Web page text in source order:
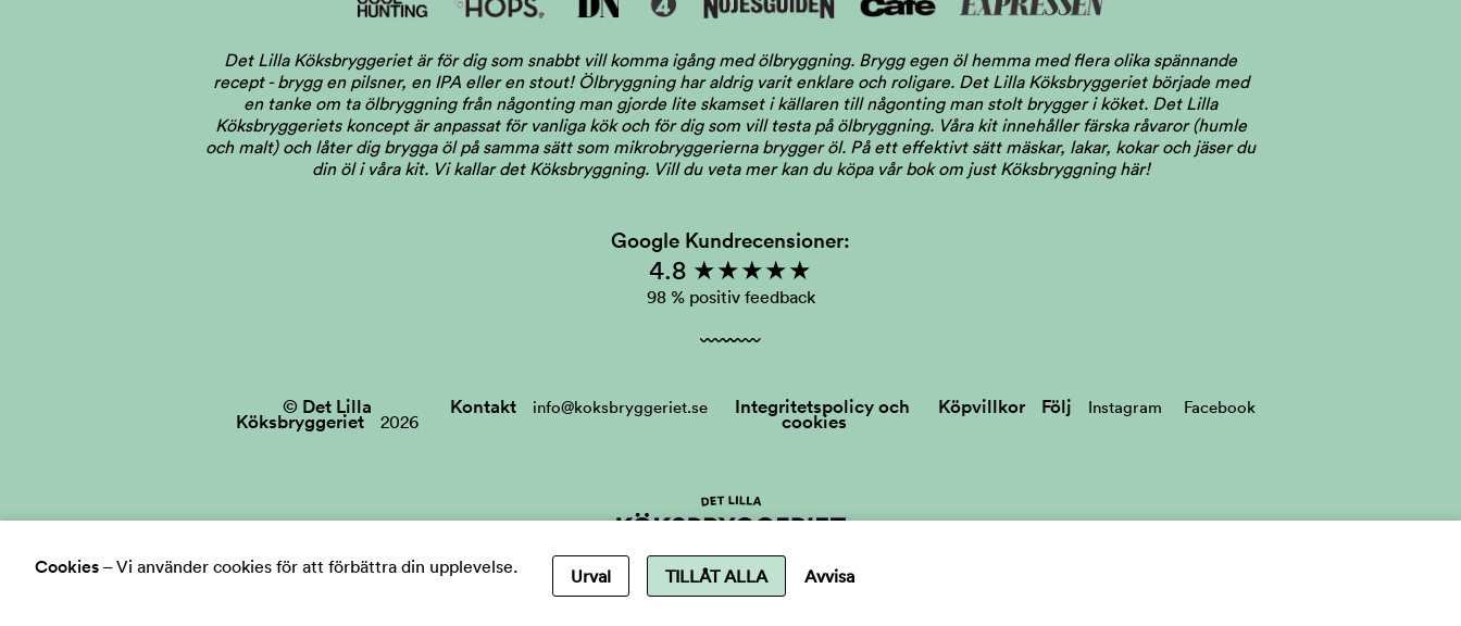
Det Lilla Köksbryggeriet är för dig som snabbt vill komma igång med ölbryggning. Brygg egen öl hemma med flera olika spännande
recept - brygg en pilsner, en IPA eller en stout! Ölbryggning har aldrig varit enklare och roligare. Det Lilla Köksbryggeriet började med
en tanke om ta ölbryggning från någonting man gjorde lite skamset i källaren till någonting man stolt brygger i köket. Det Lilla
Köksbryggeriets koncept är anpassat för vanliga kök och för dig som vill testa på ölbryggning. Våra kit innehåller färska råvaror (humle
och malt) och låter dig brygga öl på samma sätt som mikrobryggerierna brygger öl. På ett effektivt sätt mäskar, lakar, kokar och jäser du
din öl i våra kit. Vi kallar det Köksbryggning. Vill du veta mer kan du köpa vår bok om just Köksbryggning här!
Google Kundrecensioner:
4.8 ★★★★★
98 % positiv feedback
© Det Lilla
Köksbryggeriet 2026
Kontakt info@koksbryggeriet.se Integritetspolicy och
cookies
Köpvillkor Följ Instagram Facebook
Cookies –Vi använder cookies för att förbättra din upplevelse. Urval TILLÅT ALLA Avvisa